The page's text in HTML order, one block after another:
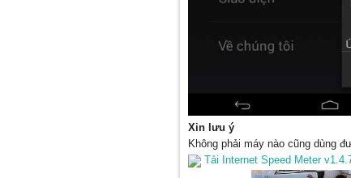
Xin lưu ý
Không phải máy nào cũng dùng
Tải Internet Speed Meter